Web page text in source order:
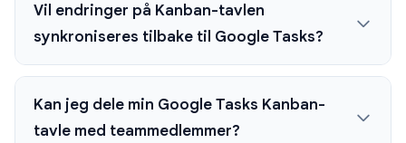
Vil endringer på Kanban-tavlen
synkroniseres tilbake til Google Tasks?
Kan jeg dele min Google Tasks Kanban-
tavle med teammedlemmer?